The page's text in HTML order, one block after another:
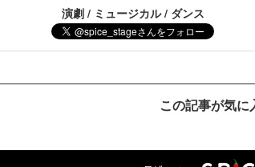
演劇 / ミュージカル / ダンス
この記事が気に